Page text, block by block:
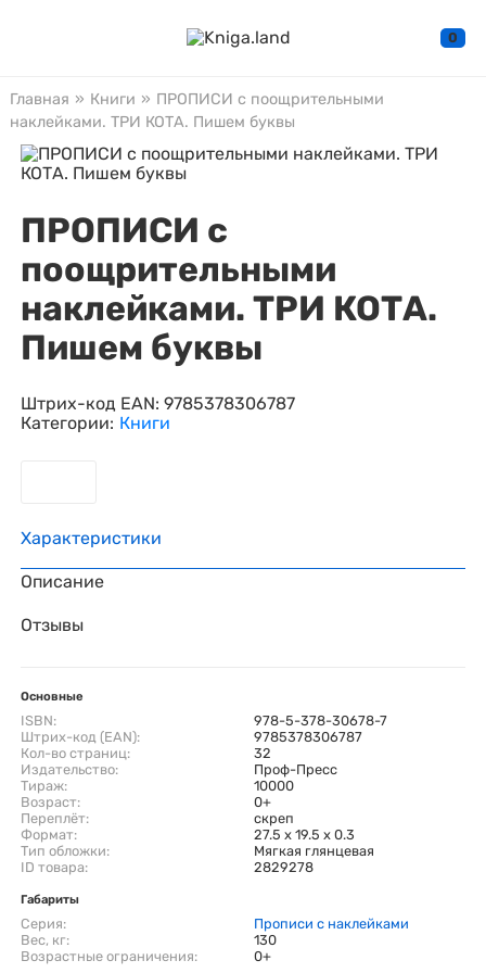
0
Главная » Книги » ПРОПИСИ с поощрительными
наклейками. ТРИ КОТА. Пишем буквы
ПРОПИСИ с
поощрительными
наклейками. ТРИ КОТА.
Пишем буквы
Штрих-код EAN: 9785378306787
Категории: Книги
Характеристики
Описание
Отзывы
Основные
ISBN:
978-5-378-30678-7
Штрих-код (EAN):
9785378306787
Кол-во страниц:
32
Издательство:
Проф-Пресс
Тираж:
10000
Возраст:
0+
Переплёт:
скреп
Формат:
27.5 x 19.5 x 0.3
Тип обложки:
Мягкая глянцевая
ID товара:
2829278
Габариты
Серия:
Прописи с наклейками
Вес, кг:
130
Возрастные ограничения:
0+